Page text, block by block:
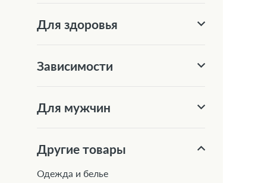
Для здоровья
Зависимости
Для мужчин
Другие товары
Одежда и белье